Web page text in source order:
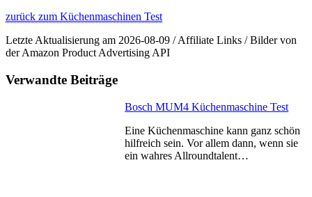
zurück zum Küchenmaschinen Test
Letzte Aktualisierung am 2026-08-09 / Affiliate Links / Bilder von
der Amazon Product Advertising API
Verwandte Beiträge
Bosch MUM4 Küchenmaschine Test
Eine Küchenmaschine kann ganz schön
hilfreich sein. Vor allem dann, wenn sie
ein wahres Allroundtalent…